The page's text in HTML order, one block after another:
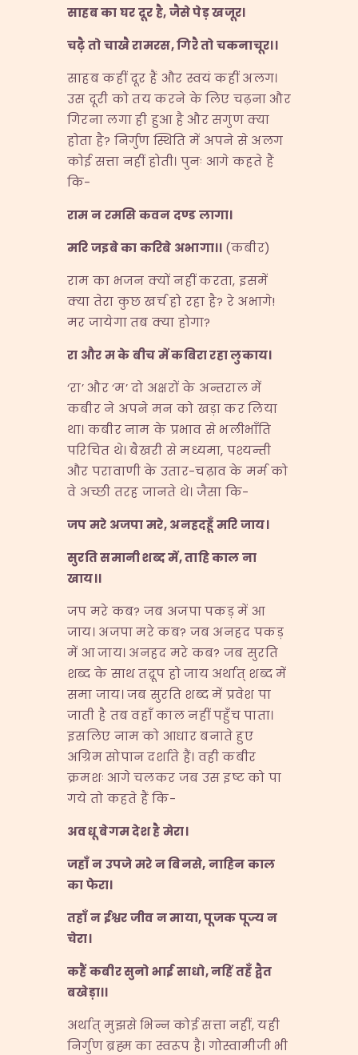
साहब का घर दूर है,जैसे पेड़ खजूर।
चढ़ै तो चाखै रामरस,गिरै तो चकनाचूर।।
साहब कहीं दूर हैं और स्वयं कहीं अलग।
उस दूरी को तय करने के लिए चढ़ना और
गिरना लगा ही हुआ है और सगुण क्या
होता है? निर्गुण स्थिति में अपने से अलग
कोई सत्ता नहीं होती। पुनः आगे कहते हैं
कि-
राम न रमसि कवन दण्ड लागा।
मरि जइबे का करिबे अभागा।। (कबीर)
राम का भजन क्यों नहीं करता, इसमें
क्या तेरा कुछ खर्च हो रहा है? रे अभागे!
मर जायेगा तब क्या होगा?
रा और म के बीच में कबिरा रहा लुकाय।
‘रा’ और ‘म’ दो अक्षरों के अन्तराल में
कबीर ने अपने मन को खड़ा कर लिया
था। कबीर नाम के प्रभाव से भलीभाँति
परिचित थे। बैखरी से मध्यमा, पश्यन्ती
और परावाणी के उतार-चढ़ाव के मर्म को
वे अच्छी तरह जानते थे। जैसा कि-
जप मरे अजपा मरे,अनहदहूँ मरि जाय।
सुरति समानी शब्द में,ताहि काल ना
खाय।।
जप मरे कब? जब अजपा पकड़ में आ
जाय। अजपा मरे कब? जब अनहद पकड़
में आ जाय। अनहद मरे कब? जब सुरति
शब्द के साथ तद्रूप हो जाय अर्थात् शब्द में
समा जाय। जब सुरति शब्द में प्रवेश पा
जाती है तब वहाँ काल नहीं पहुँच पाता।
इसलिए नाम को आधार बनाते हुए
अग्रिम सोपान दर्शाते हैं। वही कबीर
क्रमशः आगे चलकर जब उस इष्ट को पा
गये तो कहते हैं कि-
अवधू बेगम देश है मेरा।
जहाँ न उपजे मरे न बिनसे,नाहिन काल
का फेरा।
तहाँ न ईश्वर जीव न माया,पूजक पूज्य न
चेरा।
कहैं कबीर सुनो भाई साधो,नहिं तहँ द्वैत
बखेड़ा।।
अर्थात् मुझसे भिन्न कोई सत्ता नहीं, यही
निर्गुण ब्रह्म का स्वरूप है। गोस्वामीजी भी